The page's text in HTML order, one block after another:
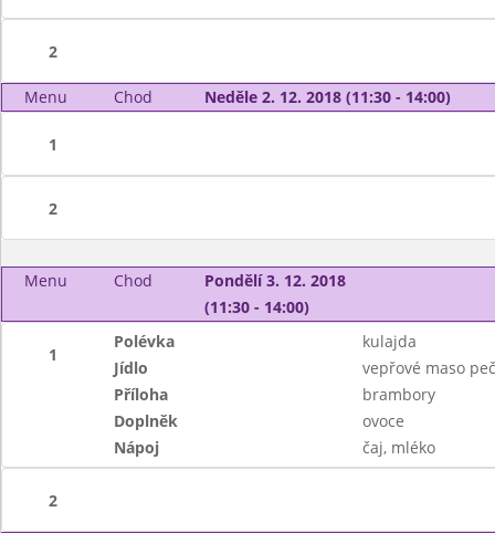
2
Menu Chod Neděle 2. 12. 2018 (11:30 - 14:00)
1
2
Menu Chod
Pondělí 3. 12. 2018
(11:30 - 14:00)
1
Polévka
kulajda
Jídlo
vepřové maso
Příloha
brambory
Doplněk
ovoce
Nápoj
čaj, mléko
2